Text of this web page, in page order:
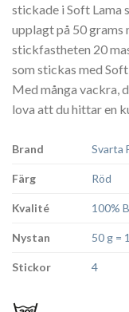
stickade i Soft Lama
upplagt på 50 grams
stickfastheten 20
som stickas med
Med många vackra,
lova att du hittar en
Brand Svarta
Färg Röd
Kvalité 100%
Nystan 50 g =
Stickor 4